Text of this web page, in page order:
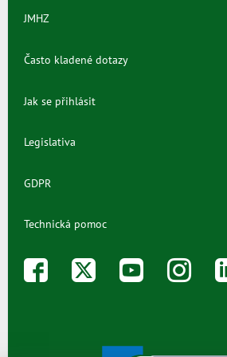
JMHZ
Často kladené dotazy
Jak se přihlásit
Legislativa
GDPR
Technická pomoc